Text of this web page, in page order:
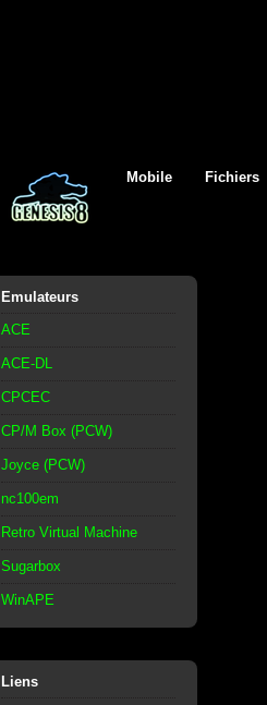
Mobile Fichiers
Emulateurs
ACE
ACE-DL
CPCEC
CP/M Box (PCW)
Joyce (PCW)
nc100em
Retro Virtual Machine
Sugarbox
WinAPE
Liens